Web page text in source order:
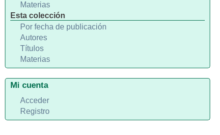
Materias
Esta colección
Por fecha de publicación
Autores
Títulos
Materias
Mi cuenta
Acceder
Registro